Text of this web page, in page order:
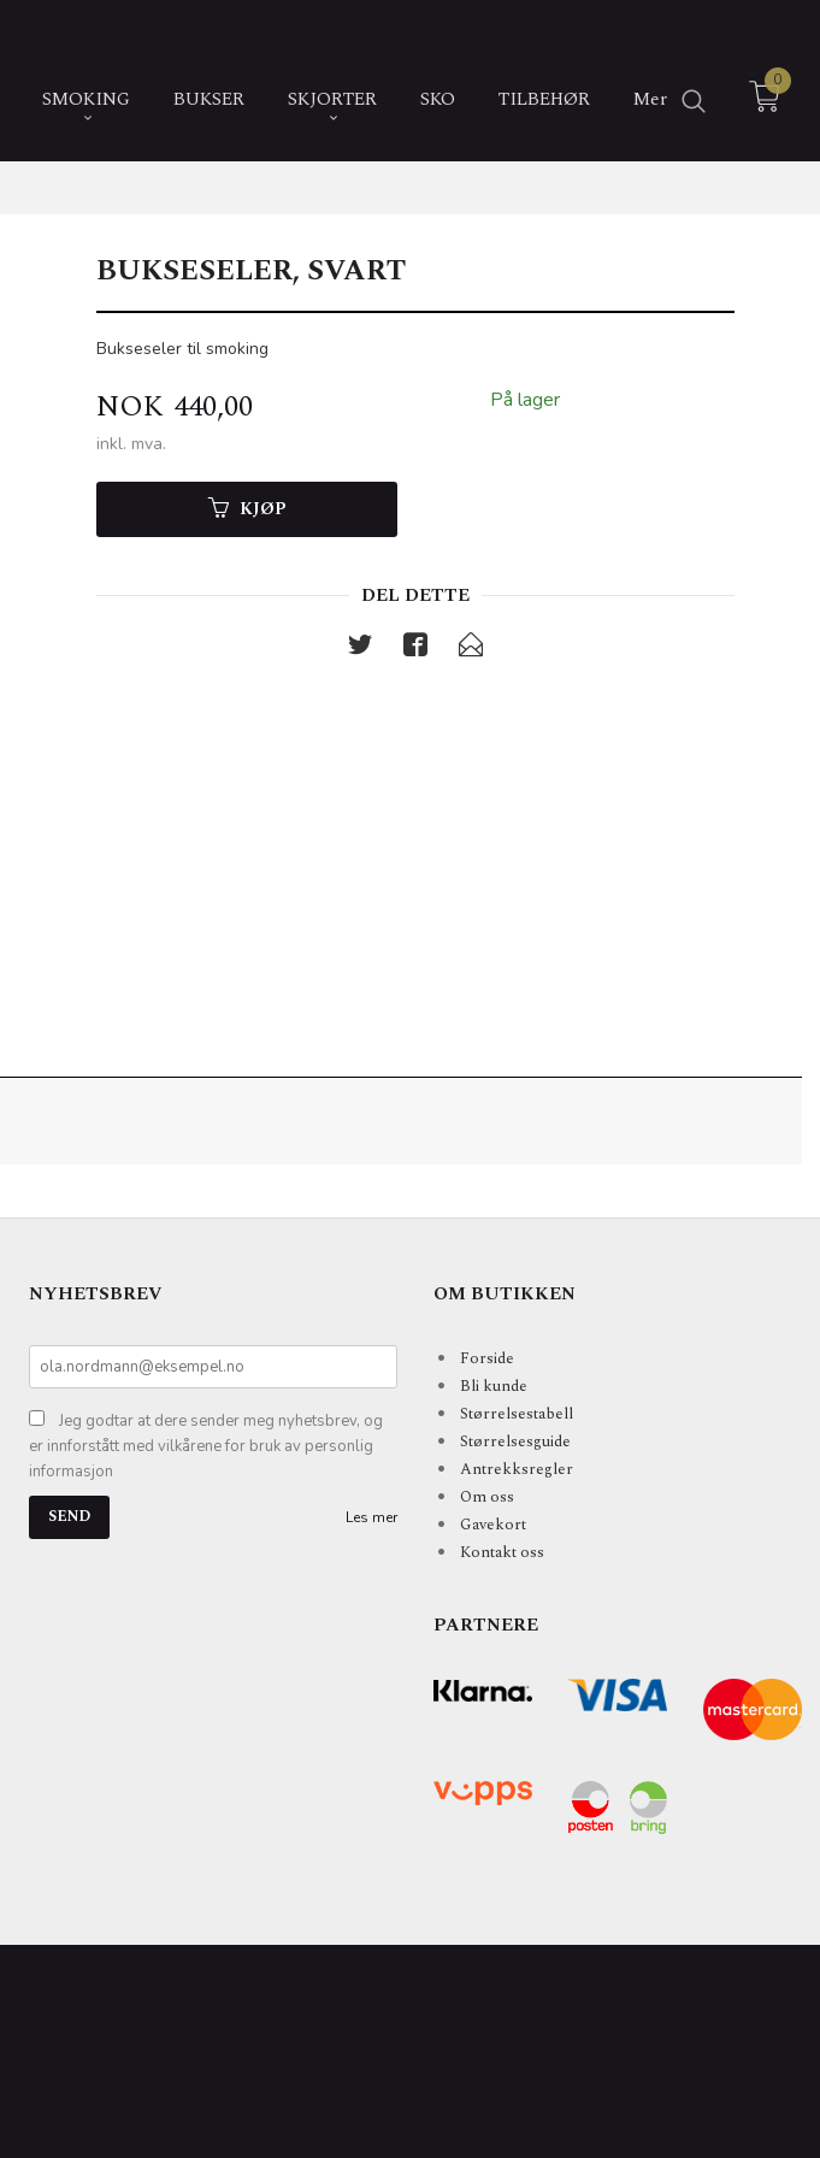
SMOKING BUKSER SKJORTER SKO TILBEHØR Mer
0
BUKSESELER, SVART
Bukseseler til smoking
Pris
NOK 440,00
inkl. mva.
På lager
KJØP
DEL DETTE
NYHETSBREV
Jeg godtar at dere sender meg nyhetsbrev, og
er innforstått med vilkårene for bruk av personlig
informasjon
Les mer
OM BUTIKKEN
Forside
Bli kunde
Størrelsestabell
Størrelsesguide
Antrekksregler
Om oss
Gavekort
Kontakt oss
PARTNERE